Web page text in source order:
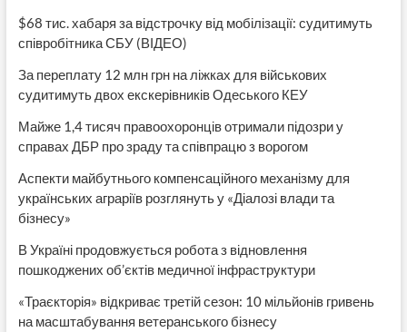
$68 тис. хабаря за відстрочку від мобілізації: судитимуть
співробітника СБУ (ВІДЕО)
За переплату 12 млн грн на ліжках для військових
судитимуть двох екскерівників Одеського КЕУ
Майже 1,4 тисяч правоохоронців отримали підозри у
справах ДБР про зраду та співпрацю з ворогом
Аспекти майбутнього компенсаційного механізму для
українських аграріїв розглянуть у «Діалозі влади та
бізнесу»
В Україні продовжується робота з відновлення
пошкоджених об’єктів медичної інфраструктури
«Траєкторія» відкриває третій сезон: 10 мільйонів гривень
на масштабування ветеранського бізнесу